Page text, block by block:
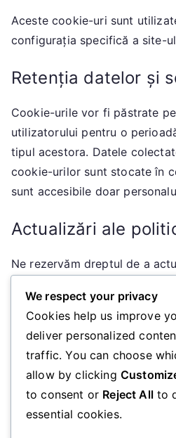
Aceste cookie-uri sunt
configurația specifică a site-
Retenția datelor și
Cookie-urile vor fi păstrate
utilizatorului pentru o
tipul acestora. Datele
cookie-urilor sunt stocate în
sunt accesibile doar
Actualizări ale
Ne rezervăm dreptul de a
pe această pagină, iar
verifice periodic această
cu eventualele schimbări.
Informații de
Pentru întrebări sau
We respect your privacy
Cookies help us improve
deliver personalized
traffic. You can choose
allow by clicking
to consent or Reject Allto
essential cookies.